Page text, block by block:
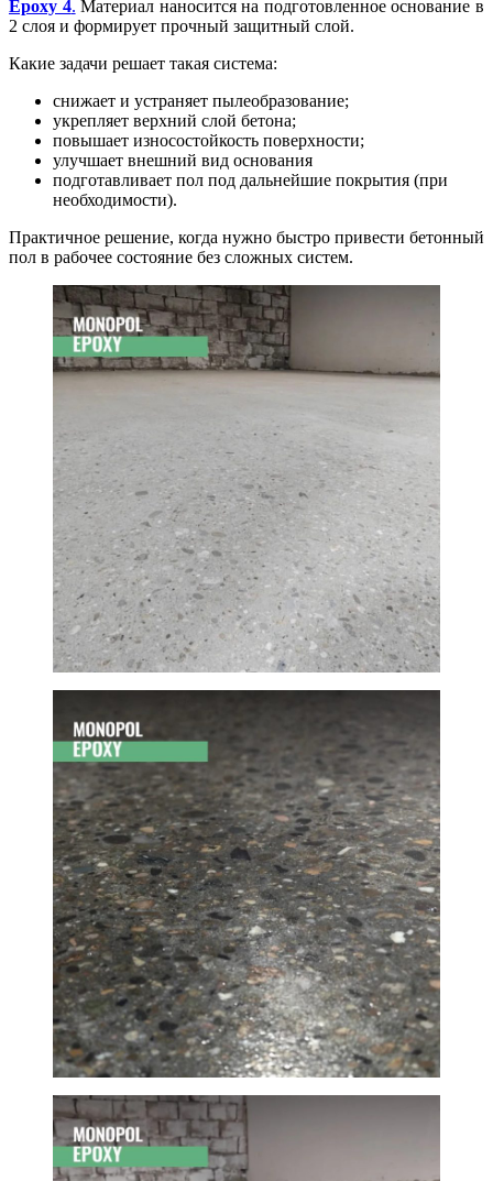
Epoxy 4. Материал наносится на подготовленное основание в
2 слоя и формирует прочный защитный слой.
Какие задачи решает такая система:
снижает и устраняет пылеобразование;
укрепляет верхний слой бетона;
повышает износостойкость поверхности;
улучшает внешний вид основания
подготавливает пол под дальнейшие покрытия (при
необходимости).
Практичное решение, когда нужно быстро привести бетонный
пол в рабочее состояние без сложных систем.